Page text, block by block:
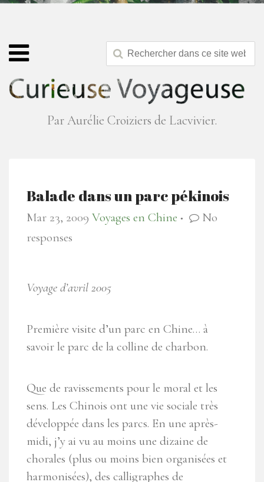
Par Aurélie Croiziers de Lacvivier.
Balade dans un parc pékinois
Mar 23, 2009 Voyages en Chine ●
No
responses
Voyage d’avril 2005
Première visite d’un parc en Chine… à
savoir le parc de la colline de charbon.
Que de ravissements pour le moral et les
sens. Les Chinois ont une vie sociale très
développée dans les parcs. En une après-
midi, j’y ai vu au moins une dizaine de
chorales (plus ou moins bien organisées et
harmonisées), des calligraphes de